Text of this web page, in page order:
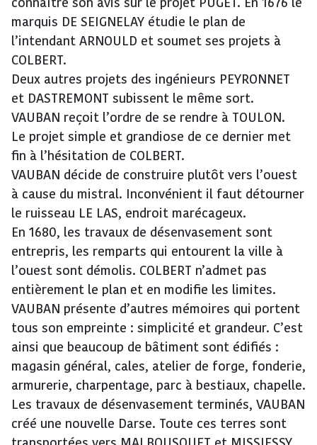
marquis DE SEIGNELAY étudie le plan de
l’intendant ARNOULD et soumet ses projets à
COLBERT.
Deux autres projets des ingénieurs PEYRONNET
et DASTREMONT subissent le même sort.
VAUBAN reçoit l’ordre de se rendre à TOULON.
Le projet simple et grandiose de ce dernier met
fin à l’hésitation de COLBERT.
VAUBAN décide de construire plutôt vers l’ouest
à cause du mistral. Inconvénient il faut détourner
le ruisseau LE LAS, endroit marécageux.
En 1680, les travaux de désenvasement sont
entrepris, les remparts qui entourent la ville à
l’ouest sont démolis. COLBERT n’admet pas
entièrement le plan et en modifie les limites.
VAUBAN présente d’autres mémoires qui portent
tous son empreinte : simplicité et grandeur. C’est
ainsi que beaucoup de bâtiment sont édifiés :
magasin général, cales, atelier de forge, fonderie,
armurerie, charpentage, parc à bestiaux, chapelle.
Les travaux de désenvasement terminés, VAUBAN
créé une nouvelle Darse. Toute ces terres sont